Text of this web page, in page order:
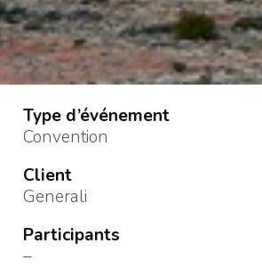
Type d’événement
Convention
Client
Generali
Participants
–